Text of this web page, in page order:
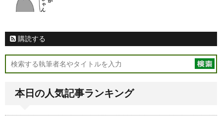
購読する
本日の人気記事ランキング